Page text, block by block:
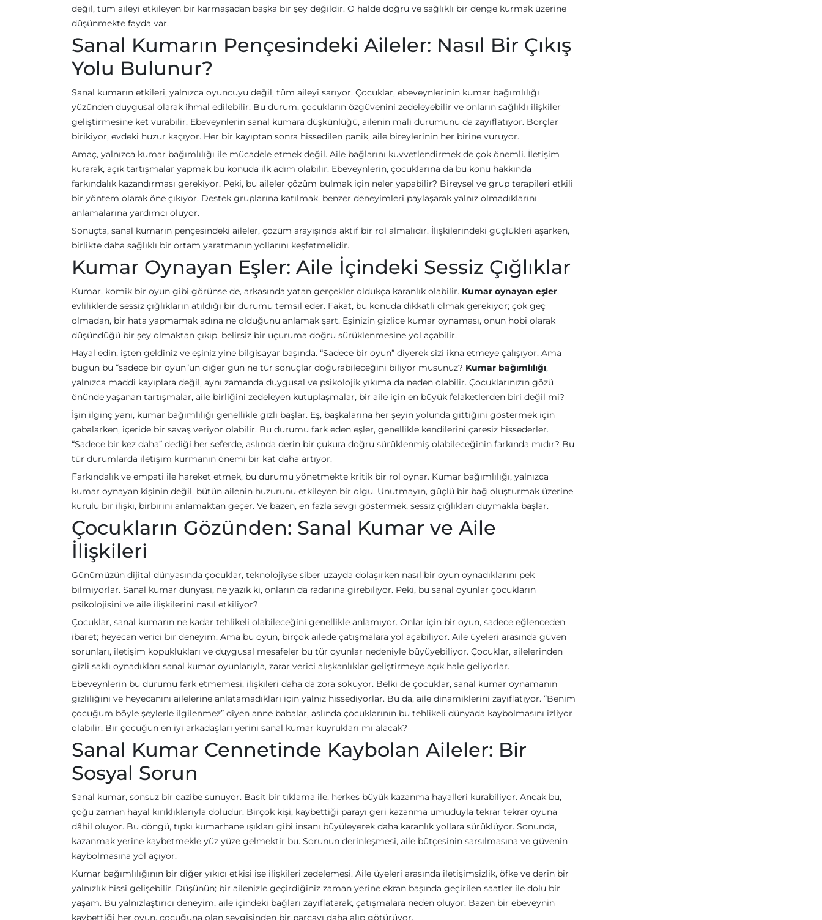
değil, tüm aileyi etkileyen bir karmaşadan başka bir şey değildir. O halde doğru ve sağlıklı bir denge kurmak üzerine
düşünmekte fayda var.
Sanal Kumarın Pençesindeki Aileler: Nasıl Bir Çıkış
Yolu Bulunur?
Sanal kumarın etkileri, yalnızca oyuncuyu değil, tüm aileyi sarıyor. Çocuklar, ebeveynlerinin kumar bağımlılığı
yüzünden duygusal olarak ihmal edilebilir. Bu durum, çocukların özgüvenini zedeleyebilir ve onların sağlıklı ilişkiler
geliştirmesine ket vurabilir. Ebeveynlerin sanal kumara düşkünlüğü, ailenin mali durumunu da zayıflatıyor. Borçlar
birikiyor, evdeki huzur kaçıyor. Her bir kayıptan sonra hissedilen panik, aile bireylerinin her birine vuruyor.
Amaç, yalnızca kumar bağımlılığı ile mücadele etmek değil. Aile bağlarını kuvvetlendirmek de çok önemli. İletişim
kurarak, açık tartışmalar yapmak bu konuda ilk adım olabilir. Ebeveynlerin, çocuklarına da bu konu hakkında
farkındalık kazandırması gerekiyor. Peki, bu aileler çözüm bulmak için neler yapabilir? Bireysel ve grup terapileri etkili
bir yöntem olarak öne çıkıyor. Destek gruplarına katılmak, benzer deneyimleri paylaşarak yalnız olmadıklarını
anlamalarına yardımcı oluyor.
Sonuçta, sanal kumarın pençesindeki aileler, çözüm arayışında aktif bir rol almalıdır. İlişkilerindeki güçlükleri aşarken,
birlikte daha sağlıklı bir ortam yaratmanın yollarını keşfetmelidir.
Kumar Oynayan Eşler: Aile İçindeki Sessiz Çığlıklar
Kumar, komik bir oyun gibi görünse de, arkasında yatan gerçekler oldukça karanlık olabilir. Kumar oynayan eşler,
evliliklerde sessiz çığlıkların atıldığı bir durumu temsil eder. Fakat, bu konuda dikkatli olmak gerekiyor; çok geç
olmadan, bir hata yapmamak adına ne olduğunu anlamak şart. Eşinizin gizlice kumar oynaması, onun hobi olarak
düşündüğü bir şey olmaktan çıkıp, belirsiz bir uçuruma doğru sürüklenmesine yol açabilir.
Hayal edin, işten geldiniz ve eşiniz yine bilgisayar başında. “Sadece bir oyun” diyerek sizi ikna etmeye çalışıyor. Ama
bugün bu “sadece bir oyun”un diğer gün ne tür sonuçlar doğurabileceğini biliyor musunuz? Kumar bağımlılığı,
yalnızca maddi kayıplara değil, aynı zamanda duygusal ve psikolojik yıkıma da neden olabilir. Çocuklarınızın gözü
önünde yaşanan tartışmalar, aile birliğini zedeleyen kutuplaşmalar, bir aile için en büyük felaketlerden biri değil mi?
İşin ilginç yanı, kumar bağımlılığı genellikle gizli başlar. Eş, başkalarına her şeyin yolunda gittiğini göstermek için
çabalarken, içeride bir savaş veriyor olabilir. Bu durumu fark eden eşler, genellikle kendilerini çaresiz hissederler.
“Sadece bir kez daha” dediği her seferde, aslında derin bir çukura doğru sürüklenmiş olabileceğinin farkında mıdır? Bu
tür durumlarda iletişim kurmanın önemi bir kat daha artıyor.
Farkındalık ve empati ile hareket etmek, bu durumu yönetmekte kritik bir rol oynar. Kumar bağımlılığı, yalnızca
kumar oynayan kişinin değil, bütün ailenin huzurunu etkileyen bir olgu. Unutmayın, güçlü bir bağ oluşturmak üzerine
kurulu bir ilişki, birbirini anlamaktan geçer. Ve bazen, en fazla sevgi göstermek, sessiz çığlıkları duymakla başlar.
Çocukların Gözünden: Sanal Kumar ve Aile
İlişkileri
Günümüzün dijital dünyasında çocuklar, teknolojiyse siber uzayda dolaşırken nasıl bir oyun oynadıklarını pek
bilmiyorlar. Sanal kumar dünyası, ne yazık ki, onların da radarına girebiliyor. Peki, bu sanal oyunlar çocukların
psikolojisini ve aile ilişkilerini nasıl etkiliyor?
Çocuklar, sanal kumarın ne kadar tehlikeli olabileceğini genellikle anlamıyor. Onlar için bir oyun, sadece eğlenceden
ibaret; heyecan verici bir deneyim. Ama bu oyun, birçok ailede çatışmalara yol açabiliyor. Aile üyeleri arasında güven
sorunları, iletişim kopuklukları ve duygusal mesafeler bu tür oyunlar nedeniyle büyüyebiliyor. Çocuklar, ailelerinden
gizli saklı oynadıkları sanal kumar oyunlarıyla, zarar verici alışkanlıklar geliştirmeye açık hale geliyorlar.
Ebeveynlerin bu durumu fark etmemesi, ilişkileri daha da zora sokuyor. Belki de çocuklar, sanal kumar oynamanın
gizliliğini ve heyecanını ailelerine anlatamadıkları için yalnız hissediyorlar. Bu da, aile dinamiklerini zayıflatıyor. “Benim
çocuğum böyle şeylerle ilgilenmez” diyen anne babalar, aslında çocuklarının bu tehlikeli dünyada kaybolmasını izliyor
olabilir. Bir çocuğun en iyi arkadaşları yerini sanal kumar kuyrukları mı alacak?
Sanal Kumar Cennetinde Kaybolan Aileler: Bir
Sosyal Sorun
Sanal kumar, sonsuz bir cazibe sunuyor. Basit bir tıklama ile, herkes büyük kazanma hayalleri kurabiliyor. Ancak bu,
çoğu zaman hayal kırıklıklarıyla doludur. Birçok kişi, kaybettiği parayı geri kazanma umuduyla tekrar tekrar oyuna
dâhil oluyor. Bu döngü, tıpkı kumarhane ışıkları gibi insanı büyüleyerek daha karanlık yollara sürüklüyor. Sonunda,
kazanmak yerine kaybetmekle yüz yüze gelmektir bu. Sorunun derinleşmesi, aile bütçesinin sarsılmasına ve güvenin
kaybolmasına yol açıyor.
Kumar bağımlılığının bir diğer yıkıcı etkisi ise ilişkileri zedelemesi. Aile üyeleri arasında iletişimsizlik, öfke ve derin bir
yalnızlık hissi gelişebilir. Düşünün; bir ailenizle geçirdiğiniz zaman yerine ekran başında geçirilen saatler ile dolu bir
yaşam. Bu yalnızlaştırıcı deneyim, aile içindeki bağları zayıflatarak, çatışmalara neden oluyor. Bazen bir ebeveynin
kaybettiği her oyun, çocuğuna olan sevgisinden bir parçayı daha alıp götürüyor.